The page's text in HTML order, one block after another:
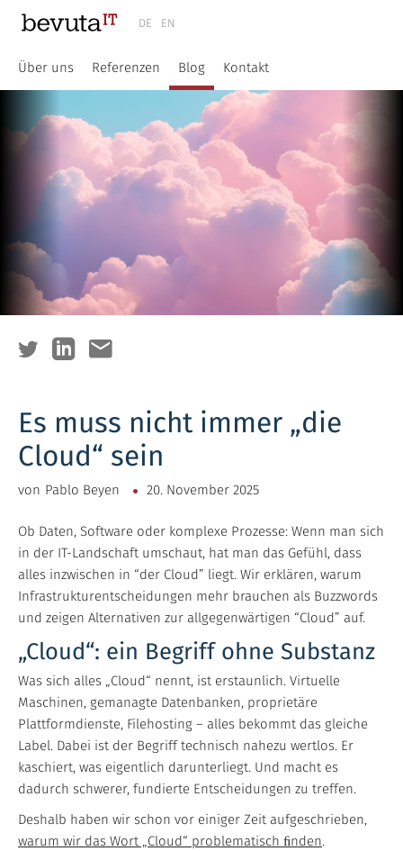
DE EN
Über uns Referenzen Blog Kontakt
Es muss nicht immer „die
Cloud“ sein
von Pablo Beyen 20. November 2025
Ob Daten, Software oder komplexe Prozesse: Wenn man sich
in der IT-Landschaft umschaut, hat man das Gefühl, dass
alles inzwischen in “der Cloud” liegt. Wir erklären, warum
Infrastrukturentscheidungen mehr brauchen als Buzzwords
und zeigen Alternativen zur allgegenwärtigen “Cloud” auf.
„Cloud“: ein Begriff ohne Substanz
Was sich alles „Cloud“ nennt, ist erstaunlich. Virtuelle
Maschinen, gemanagte Datenbanken, proprietäre
Plattformdienste, Filehosting – alles bekommt das gleiche
Label. Dabei ist der Begriff technisch nahezu wertlos. Er
kaschiert, was eigentlich darunterliegt. Und macht es
dadurch schwerer, fundierte Entscheidungen zu treffen.
Deshalb haben wir schon vor einiger Zeit aufgeschrieben,
warum wir das Wort „Cloud“ problematisch ﬁnden.